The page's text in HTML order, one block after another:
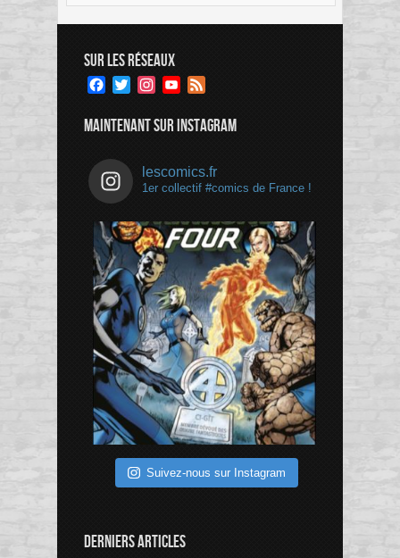
SUR LES RÉSEAUX
Facebook
TwitterInstagramYouTube
MAINTENANT SUR INSTAGRAM
lescomics.fr
1er collectif #comics de France !
Suivez-nous sur Instagram
DERNIERS ARTICLES